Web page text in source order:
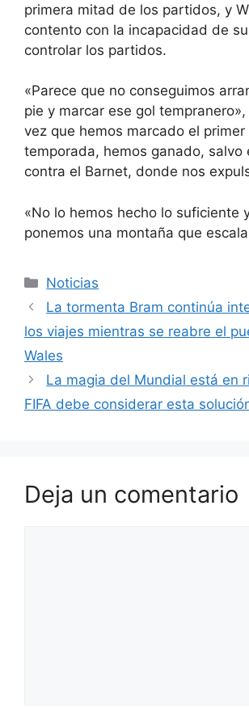
primera mitad de los partidos, y
contento con la incapacidad de
controlar los partidos.
«Parece que no conseguimos
pie y marcar ese gol
vez que hemos marcado el primer
temporada, hemos ganado, salvo
contra el Barnet, donde nos
«No lo hemos hecho lo suficiente
ponemos una montaña que
Categorías
Noticias
La tormenta Bram continúa
los viajes mientras se reabre el
Wales
La magia del Mundial está en
FIFA debe considerar esta
Deja un comentario